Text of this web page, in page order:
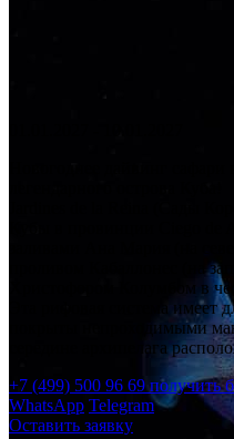
заливами Ана Мария (на
проливом Кабаллонес (на
Христофором Колумбом в
Эта рифовая система имеет
покрыты непроходимыми
середине архипелага
+7 (499) 500 96 69 получить
WhatsApp Telegram
Оставить заявку